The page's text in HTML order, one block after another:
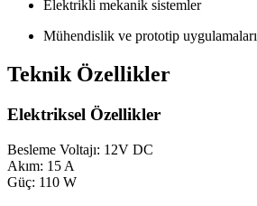
Elektrikli mekanik sistemler
Mühendislik ve prototip uygulamaları
Teknik Özellikler
Elektriksel Özellikler
Besleme Voltajı: 12V DC
Akım: 15 A
Güç: 110 W